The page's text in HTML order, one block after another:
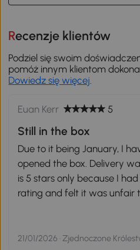
Recenzje klientów
Podziel się swoim
pomóż innym klientom
Dowiedz się więcej
Euan Kerr 5
Still in the box
Due to it being January, I
opened the box. Delivery
is 5 stars only because I
rating and felt it was unfair
21/01/2026 · Zjednoczone